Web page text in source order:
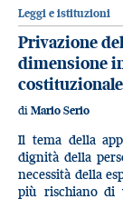
Leggi e istituzioni
Privazione
dimensione
di Mario Serio
Il tema della
dignità della
necessità della
più rischiano di